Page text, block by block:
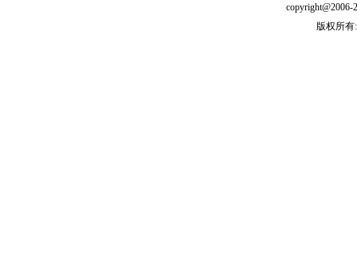
copyright@2006-
版权所有: